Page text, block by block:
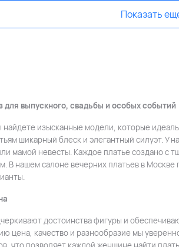
Показать
выпускного, свадьбы и особых событий
найдете изысканные модели, которые
шикарный блеск и элегантный силуэт. У
мамой невесты. Каждое платье создано
В нашем салоне вечерних платьев в
достоинства фигуры и
цена, качество и разнообразие мы